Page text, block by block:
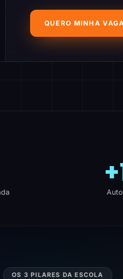
QUERO MINHA
OS 3 PILARES DA ESCOLA